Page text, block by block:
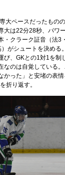
大ペースだったもの
大は22分28秒、パワ
・クラーク証音（法3
がシュートを決める
び、GKとの1対1を制
なのは自覚している
かった」と安堵の表
折り返す。